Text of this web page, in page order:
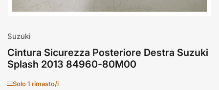
Suzuki
Cintura Sicurezza Posteriore Destra Suzuki
Splash 2013 84960-80M00
Solo 1 rimasto/i